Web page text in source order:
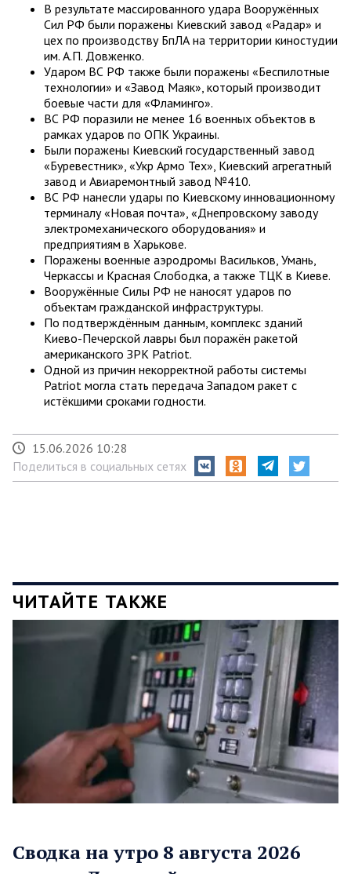
В результате массированного удара Вооружённых
Сил РФ были поражены Киевский завод «Радар» и
цех по производству БпЛА на территории киностудии
им. А.П. Довженко.
Ударом ВС РФ также были поражены «Беспилотные
технологии» и «Завод Маяк», который производит
боевые части для «Фламинго».
ВС РФ поразили не менее 16 военных объектов в
рамках ударов по ОПК Украины.
Были поражены Киевский государственный завод
«Буревестник», «Укр Армо Тех», Киевский агрегатный
завод и Авиаремонтный завод №410.
ВС РФ нанесли удары по Киевскому инновационному
терминалу «Новая почта», «Днепровскому заводу
электромеханического оборудования» и
предприятиям в Харькове.
Поражены военные аэродромы Васильков, Умань,
Черкассы и Красная Слободка, а также ТЦК в Киеве.
Вооружённые Силы РФ не наносят ударов по
объектам гражданской инфраструктуры.
По подтверждённым данным, комплекс зданий
Киево-Печерской лавры был поражён ракетой
американского ЗРК Patriot.
Одной из причин некорректной работы системы
Patriot могла стать передача Западом ракет с
истёкшими сроками годности.
15.06.2026 10:28
Поделиться в социальных сетях
ЧИТАЙТЕ ТАКЖЕ
Сводка на утро 8 августа 2026